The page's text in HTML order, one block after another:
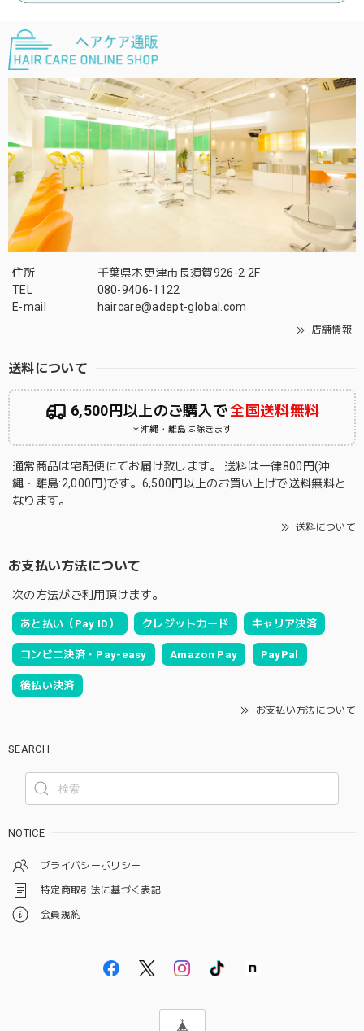
住所
千葉県木更津市長須賀926-2 2F
TEL
080-9406-1122
E-mail
haircare@adept-global.com
店舗情報
送料について
6,500円以上のご購入で全国送料無料
＊沖縄・離島は除きます
通常商品は宅配便にてお届け致します。 送料は一律800円(沖
縄・離島:2,000円)です。6,500円以上のお買い上げで送料無料と
なります。
送料について
お支払い方法について
次の方法がご利用頂けます。
あと払い（Pay ID） クレジットカード キャリア決済
コンビニ決済・Pay-easy Amazon Pay PayPal
後払い決済
お支払い方法について
SEARCH
NOTICE
プライバシーポリシー
特定商取引法に基づく表記
会員規約